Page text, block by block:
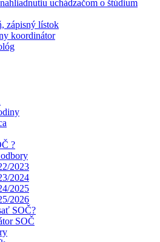
uchádzačom o štúdium
zápisný lístok
koordinátor
?
2023
2024
2025
2026
SOČ?
SOČ